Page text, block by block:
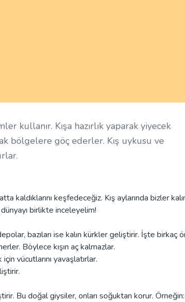
kullanır. Kışa hazırlık yaparak yiyecek
bölgelere göç ederler. Kış uykusu ve
kaldıklarını keşfedeceğiz. Kış aylarında bizler
birlikte inceleyelim!
bazıları ise kalın kürkler geliştirir. İşte birkaç
Böylece kışın aç kalmazlar.
vücutlarını yavaşlatırlar.
Bu doğal giysiler, onları soğuktan korur. Örneğin: